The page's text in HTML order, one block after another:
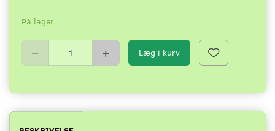
På lager
Læg i kurv